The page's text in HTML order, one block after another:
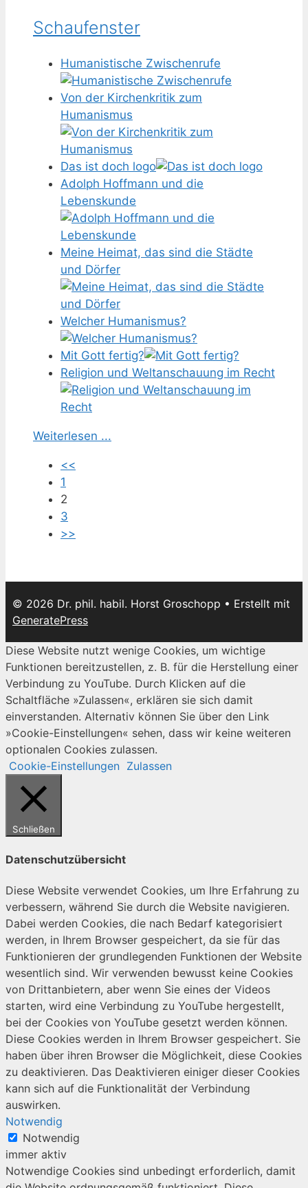
Schaufenster
Humanistische Zwischenrufe
Von der Kirchenkritik zum
Humanismus
Das ist doch logo
Adolph Hoffmann und die
Lebenskunde
Meine Heimat, das sind die Städte
und Dörfer
Welcher Humanismus?
Mit Gott fertig?
Religion und Weltanschauung im Recht
Weiterlesen ...
<<
1
2
3
>>
© 2026 Dr. phil. habil. Horst Groschopp • Erstellt mit
GeneratePress
Diese Website nutzt wenige Cookies, um wichtige
Funktionen bereitzustellen, z. B. für die Herstellung einer
Verbindung zu YouTube. Durch Klicken auf die
Schaltfläche »Zulassen«, erklären sie sich damit
einverstanden. Alternativ können Sie über den Link
»Cookie-Einstellungen« sehen, dass wir keine weiteren
optionalen Cookies zulassen.
Cookie-Einstellungen Zulassen
Schließen
Datenschutzübersicht
Diese Website verwendet Cookies, um Ihre Erfahrung zu
verbessern, während Sie durch die Website navigieren.
Dabei werden Cookies, die nach Bedarf kategorisiert
werden, in Ihrem Browser gespeichert, da sie für das
Funktionieren der grundlegenden Funktionen der Website
wesentlich sind. Wir verwenden bewusst keine Cookies
von Drittanbietern, aber wenn Sie eines der Videos
starten, wird eine Verbindung zu YouTube hergestellt,
bei der Cookies von YouTube gesetzt werden können.
Diese Cookies werden in Ihrem Browser gespeichert. Sie
haben über ihren Browser die Möglichkeit, diese Cookies
zu deaktivieren. Das Deaktivieren einiger dieser Cookies
kann sich auf die Funktionalität der Verbindung
auswirken.
Notwendig
Notwendig
immer aktiv
Notwendige Cookies sind unbedingt erforderlich, damit